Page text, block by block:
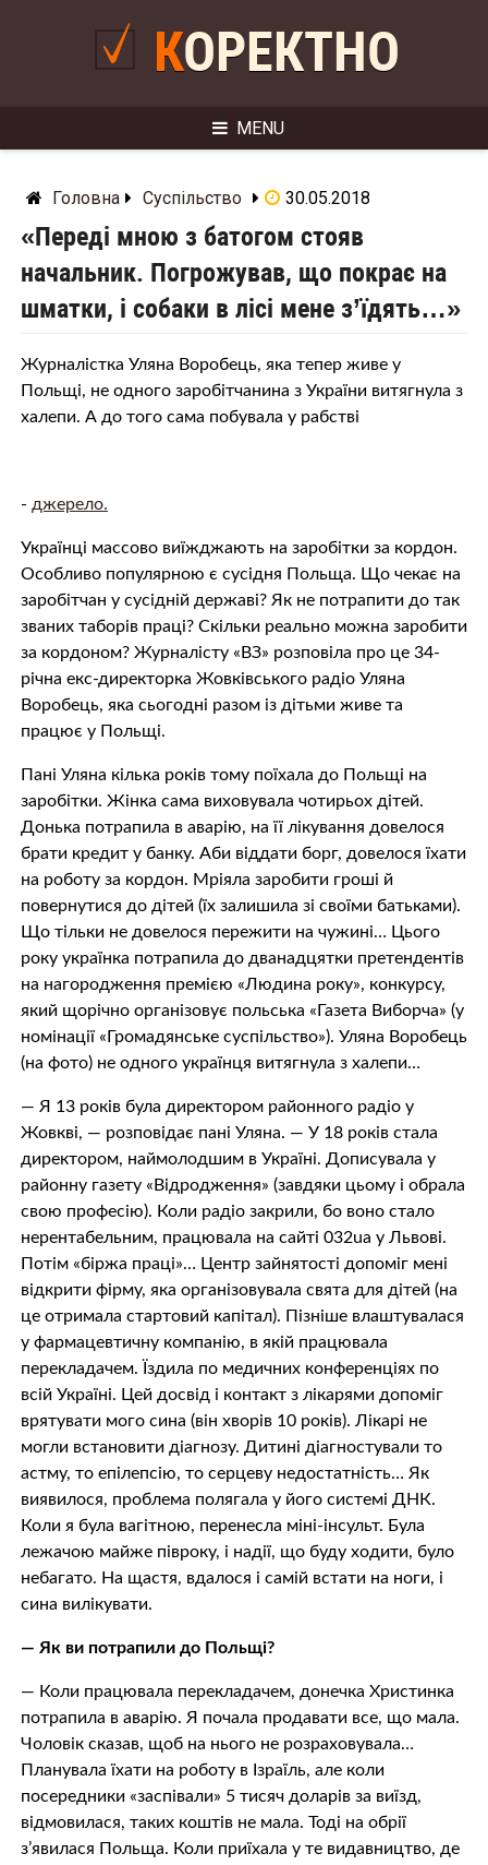
КОРЕКТНО
MENU
Головна Суспільство 30.05.2018
«Переді мною з батогом стояв
начальник. Погрожував, що покрає на
шматки, і собаки в лісі мене з’їдять…»
Журналістка Уляна Воробець, яка тепер живе у
Польщі, не одного заробітчанина з України витягнула з
халепи. А до того сама побувала у рабстві
- джерело.
Українці массово виїжджають на заробітки за кордон.
Особливо популярною є сусідня Польща. Що чекає на
заробітчан у сусідній державі? Як не потрапити до так
званих таборів праці? Скільки реально можна заробити
за кордоном? Журналісту «ВЗ» розповіла про це 34-
річна екс-директорка Жовківського радіо Уляна
Воробець, яка сьогодні разом із дітьми живе та
працює у Польщі.
Пані Уляна кілька років тому поїхала до Польщі на
заробітки. Жінка сама виховувала чотирьох дітей.
Донька потрапила в аварію, на її лікування довелося
брати кредит у банку. Аби віддати борг, довелося їхати
на роботу за кордон. Мріяла заробити гроші й
повернутися до дітей (їх залишила зі своїми батьками).
Що тільки не довелося пережити на чужині… Цього
року українка потрапила до дванадцятки претендентів
на нагородження премією «Людина року», конкурсу,
який щорічно організовує польська «Газета Виборча» (у
номінації «Громадянське суспільство»). Уляна Воробець
(на фото) не одного українця витягнула з халепи…
— Я 13 років була директором районного радіо у
Жовкві, — розповідає пані Уляна. — У 18 років стала
директором, наймолодшим в Україні. Дописувала у
районну газету «Відродження» (завдяки цьому і обрала
свою професію). Коли радіо закрили, бо воно стало
нерентабельним, працювала на сайті 032ua у Львові.
Потім «біржа праці»… Центр зайнятості допоміг мені
відкрити фірму, яка організовувала свята для дітей (на
це отримала стартовий капітал). Пізніше влаштувалася
у фармацевтичну компанію, в якій працювала
перекладачем. Їздила по медичних конференціях по
всій Україні. Цей досвід і контакт з лікарями допоміг
врятувати мого сина (він хворів 10 років). Лікарі не
могли встановити діагнозу. Дитині діагностували то
астму, то епілепсію, то серцеву недостатність… Як
виявилося, проблема полягала у його системі ДНК.
Коли я була вагітною, перенесла міні-інсульт. Була
лежачою майже півроку, і надії, що буду ходити, було
небагато. На щастя, вдалося і самій встати на ноги, і
сина вилікувати.
— Як ви потрапили до Польщі?
— Коли працювала перекладачем, донечка Христинка
потрапила в аварію. Я почала продавати все, що мала.
Чоловік сказав, щоб на нього не розраховувала…
Планувала їхати на роботу в Ізраїль, але коли
посередники «заспівали» 5 тисяч доларів за виїзд,
відмовилася, таких коштів не мала. Тоді на обрії
з’явилася Польща. Коли приїхала у те видавництво, де